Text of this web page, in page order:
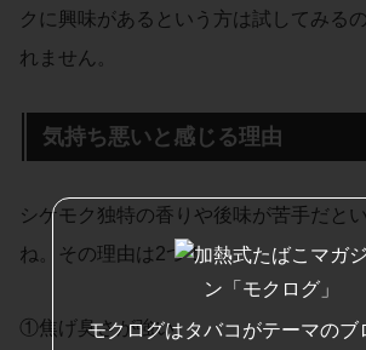
クに興味があるという方は試してみる
れません。
気持ち悪いと感じる理由
シケモク独特の香りや後味が苦手だと
ね。その理由は2つ！
①焦げ臭さが強い
モクログはタバコがテーマのブ